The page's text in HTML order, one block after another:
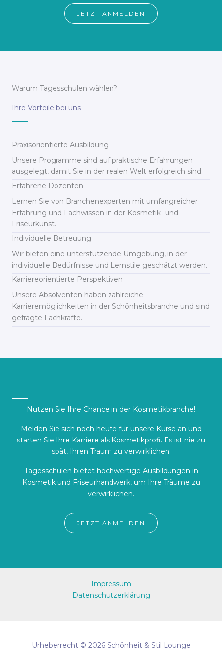
JETZT ANMELDEN
Warum Tagesschulen wählen?
Ihre Vorteile bei uns
Praxisorientierte Ausbildung
Unsere Programme sind auf praktische Erfahrungen
ausgelegt, damit Sie in der realen Welt erfolgreich sind.
Erfahrene Dozenten
Lernen Sie von Branchenexperten mit umfangreicher
Erfahrung und Fachwissen in der Kosmetik- und
Friseurkunst.
Individuelle Betreuung
Wir bieten eine unterstützende Umgebung, in der
individuelle Bedürfnisse und Lernstile geschätzt werden.
Karriereorientierte Perspektiven
Unsere Absolventen haben zahlreiche
Karrieremöglichkeiten in der Schönheitsbranche und sind
gefragte Fachkräfte.
Nutzen Sie Ihre Chance in der Kosmetikbranche!
Melden Sie sich noch heute für unsere Kurse an und
starten Sie Ihre Karriere als Kosmetikprofi. Es ist nie zu
spät, Ihren Traum zu verwirklichen.
Tagesschulen bietet hochwertige Ausbildungen in
Kosmetik und Friseurhandwerk, um Ihre Träume zu
verwirklichen.
JETZT ANMELDEN
Impressum
Datenschutzerklärung
Urheberrecht © 2026 Schönheit & Stil Lounge